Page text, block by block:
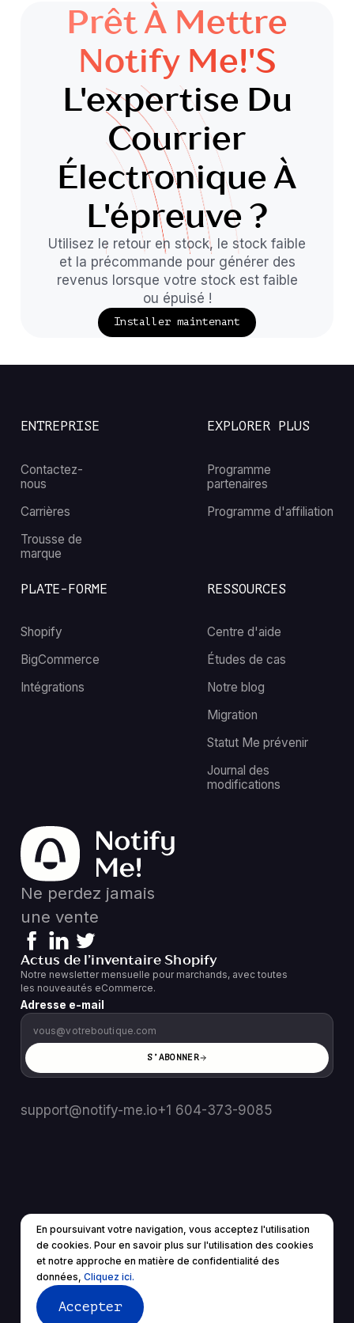
En poursuivant votre navigation, vous acceptez l'utilisation
de cookies. Pour en savoir plus sur l'utilisation des cookies
et notre approche en matière de confidentialité des
données, Cliquez ici.
Accepter
Prêt À Mettre
Notify Me!'s
L'expertise Du
Courrier
Électronique À
L'épreuve ?
Utilisez le retour en stock, le stock faible
et la précommande pour générer des
revenus lorsque votre stock est faible
ou épuisé !
Installer maintenant
ENTREPRISE
Contactez-
nous
Carrières
Trousse de
marque
RESSOURCES
Centre d'aide
Études de cas
Notre blog
Migration
Statut Me prévenir
Journal des
modifications
EXPLORER PLUS
Programme
partenaires
Programme d'affiliation
PLATE-FORME
Shopify
BigCommerce
Intégrations
Ne perdez jamais
une vente
Actus de l’inventaire Shopify
Notre newsletter mensuelle pour marchands, avec toutes
les nouveautés eCommerce.
Adresse e-mail
S’ABONNER
support@notify-me.io+1 604-373-9085
© 2025 Tous droits réservés.
Conditions d'utilisation